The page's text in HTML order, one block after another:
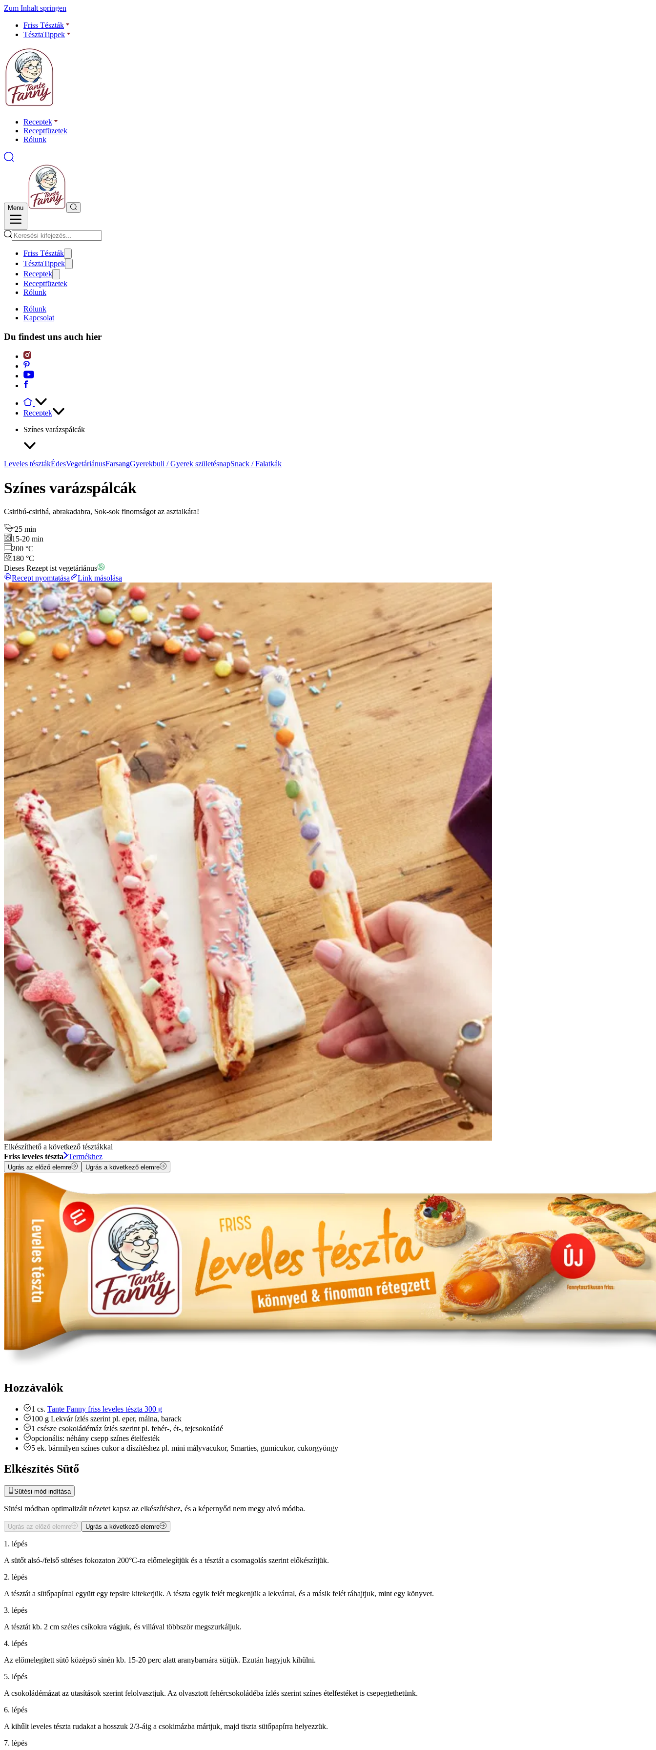
Zum Inhalt springen
Friss Tészták
TésztaTippek
Receptek
Receptfüzetek
Rólunk
Menu
Friss Tészták
TésztaTippek
Receptek
Receptfüzetek
Rólunk
Rólunk
Kapcsolat
Du findest uns auch hier
Receptek
Színes varázspálcák
Leveles tésztákÉdesVegetáriánusFarsangGyerekbuli / Gyerek születésnapSnack / Falatkák
Színes varázspálcák
Csiribú-csiribá, abrakadabra, Sok-sok finomságot az asztalkára!
25 min
15-20 min
200 °C
180 °C
Dieses Rezept ist vegetáriánus
Recept nyomtatása
Link másolása
Elkészíthető a következő tésztákkal
Friss leveles tészta
Termékhez
Ugrás az előző elemre Ugrás a következő elemre
Hozzávalók
1 cs. Tante Fanny friss leveles tészta 300 g
100 g Lekvár ízlés szerint pl. eper, málna, barack
1 csésze csokoládémáz ízlés szerint pl. fehér-, ét-, tejcsokoládé
opcionális: néhány csepp színes ételfesték
5 ek. bármilyen színes cukor a díszítéshez pl. mini mályvacukor, Smarties, gumicukor, cukorgyöngy
Elkészítés Sütő
Sütési mód indítása
Sütési módban optimalizált nézetet kapsz az elkészítéshez, és a képernyőd nem megy alvó módba.
Ugrás az előző elemre Ugrás a következő elemre
1. lépés
A sütőt alsó-/felső sütéses fokozaton 200°C-ra előmelegítjük és a tésztát a csomagolás szerint előkészítjük.
2. lépés
A tésztát a sütőpapírral együtt egy tepsire kitekerjük. A tészta egyik felét megkenjük a lekvárral, és a másik felét ráhajtjuk, mint egy könyvet.
3. lépés
A tésztát kb. 2 cm széles csíkokra vágjuk, és villával többször megszurkáljuk.
4. lépés
Az előmelegített sütő középső sínén kb. 15-20 perc alatt aranybarnára sütjük. Ezután hagyjuk kihűlni.
5. lépés
A csokoládémázat az utasítások szerint felolvasztjuk. Az olvasztott fehércsokoládéba ízlés szerint színes ételfestéket is csepegtethetünk.
6. lépés
A kihűlt leveles tészta rudakat a hosszuk 2/3-áig a csokimázba mártjuk, majd tiszta sütőpapírra helyezzük.
7. lépés